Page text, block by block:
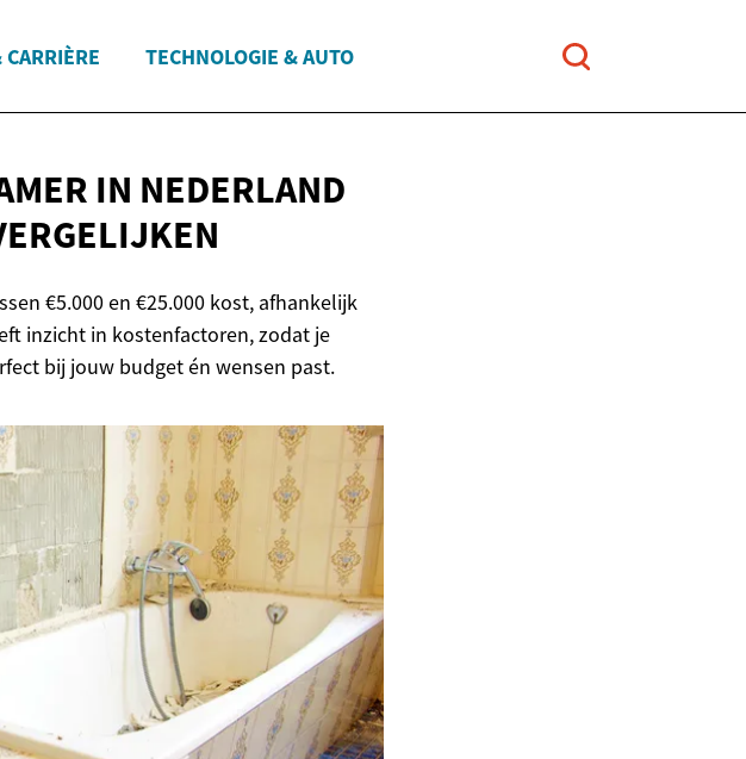
TECHNOLOGIE & AUTO
IN NEDERLAND
€5.000 en €25.000 kost, afhankelijk
inzicht in kostenfactoren, zodat je
bij jouw budget én wensen past.